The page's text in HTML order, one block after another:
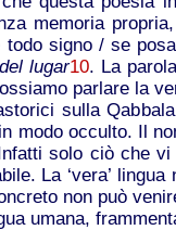
memoria
todo signo / se
lugar10. La
parlare la
sulla
modo occulto. Il
solo ciò che
La ‘vera’
non può
umana,